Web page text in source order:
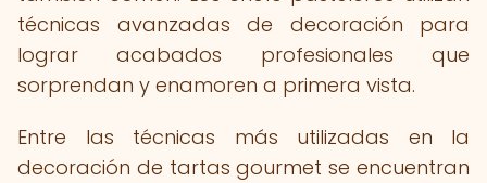
técnicas avanzadas de decoración para
lograr acabados profesionales que
sorprendan y enamoren a primera vista.
Entre las técnicas más utilizadas en la
decoración de tartas gourmet se encuentran